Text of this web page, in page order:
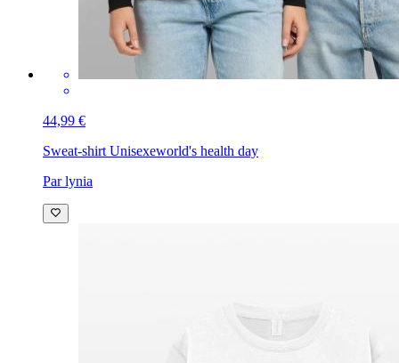
44,99 €
Sweat-shirt Unisexeworld's health day
Par lynia